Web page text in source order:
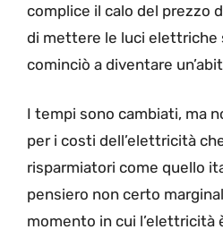
complice il calo del prezzo
di mettere le luci elettriche
cominciò a diventare
I tempi sono cambiati, ma
per i costi dell’elettricità
risparmiatori come quello
pensiero non certo
momento in cui l’elettricità